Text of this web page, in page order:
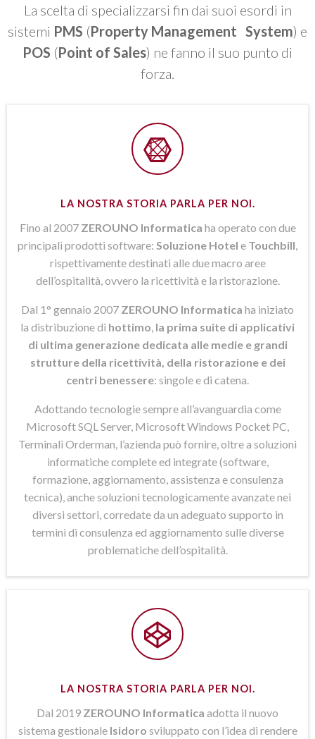
La scelta di specializzarsi fin dai suoi esordi in
sistemi PMS (Property Management System) e
POS (Point of Sales) ne fanno il suo punto di
forza.
LA NOSTRA STORIA PARLA PER NOI.
Fino al 2007 ZEROUNO Informatica ha operato con due
principali prodotti software: Soluzione Hotel e Touchbill
rispettivamente destinati alle due macro aree
dell’ospitalità, ovvero la ricettività e la ristorazione.
Dal 1° gennaio 2007 ZEROUNO Informatica ha iniziato
la distribuzione di hottimo la prima suite di applicativi
di ultima generazione dedicata alle medie e grandi
strutture della ricettività, della ristorazione e dei
centri benessere: singole e di catena.
Adottando tecnologie sempre all’avanguardia come
Microsoft SQL Server, Microsoft Windows Pocket PC,
Terminali Orderman, l’azienda può fornire, oltre a soluzioni
informatiche complete ed integrate (software,
formazione, aggiornamento, assistenza e consulenza
tecnica), anche soluzioni tecnologicamente avanzate nei
diversi settori, corredate da un adeguato supporto in
termini di consulenza ed aggiornamento sulle diverse
problematiche dell’ospitalità.
LA NOSTRA STORIA PARLA PER NOI.
Dal 2019 ZEROUNO Informatica adotta il nuovo
sistema gestionale Isidoro sviluppato con l’idea di rendere